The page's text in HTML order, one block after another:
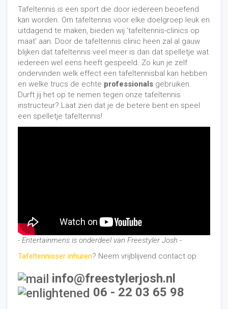
Tafeltennis is een sport die door iedereen beoefend
kan worden. Om tafeltennis voor elke doelgroep leuk en
uitdagend te maken, bieden wij ‘tafeltennis-clinics op
maat' aan. Door de tafeltennis clinic heen zal al gauw
blijken dat tafeltennis veel meer is dan dat spelletje wat
iedereen wel eens heeft gespeeld. Zo kun je zelf
ondervinden welk effect een tafeltennisbal kan hebben
en welke trucs de echte professionals gebruiken.
Durft jij het op te nemen tegen onze tafeltennis
instructeur? Laat zien dat je de betere bent en speel
een spelletje tafeltennis!
- Entertainmens is onderdeel van Freestyler Josh -
Tafeltennisser inhuren? Neem vrijblijvend contact op.
info@freestylerjosh.nl
06 - 22 03 65 98